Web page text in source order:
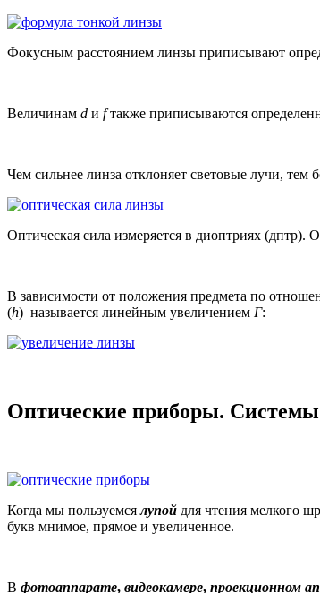
Фокусным расстоянием линзы приписывают
Величинам d и fтакже приписываются
Чем сильнее линза отклоняет световые лучи, тем
Оптическая сила измеряется в диоптриях
В зависимости от положения предмета по
(h) называется линейным увеличением Г:
Оптические приборы.
Когда мы пользуемсялупой для чтения мелкого
букв мнимое, прямое и увеличенное.
В фотоаппарате, видеокамере, проекционном